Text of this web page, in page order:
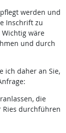
werden und
Inschrift zu
wäre
und durch
ich daher an Sie,
die
Ries durchführen